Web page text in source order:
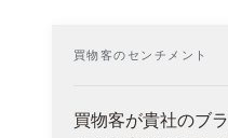
買物客のセンチメント
買物客が貴社のブ